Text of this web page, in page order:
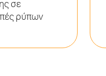
σε
ρύπων